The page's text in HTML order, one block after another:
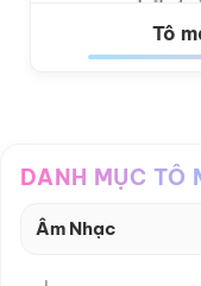
Tô
DANH MỤC TÔ
Âm Nhạc